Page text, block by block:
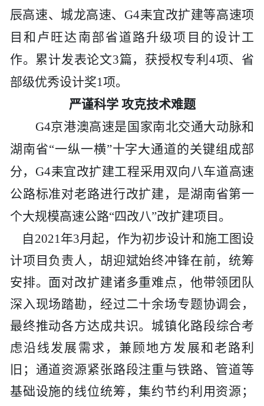
辰高速、城龙高速、G4耒宜改扩建等高速项
目和卢旺达南部省道路升级项目的设计工
作。累计发表论文3篇，获授权专利4项、省
部级优秀设计奖1项。
严谨科学 攻克技术难题
G4京港澳高速是国家南北交通大动脉和
湖南省“一纵一横”十字大通道的关键组成部
分，G4耒宜改扩建工程采用双向八车道高速
公路标准对老路进行改扩建 ， 是湖南省第一
个大规模高速公路“四改八”改扩建项目。
自 2021年3月起，作为初步设计和施工图设
计项目负责人，胡迎斌始终冲锋在前，统筹
安排。面对改扩建诸多重难点，他带领团队
深入现场踏勘，经过二十余场专题协调会 ，
最终推动各方达成共识。城镇化路段综合考
虑沿线发展需求，兼顾地方发展和老路利
旧；通道资源紧张路段注重与铁路、管道等
基础设施的线位统筹，集约节约利用资源；